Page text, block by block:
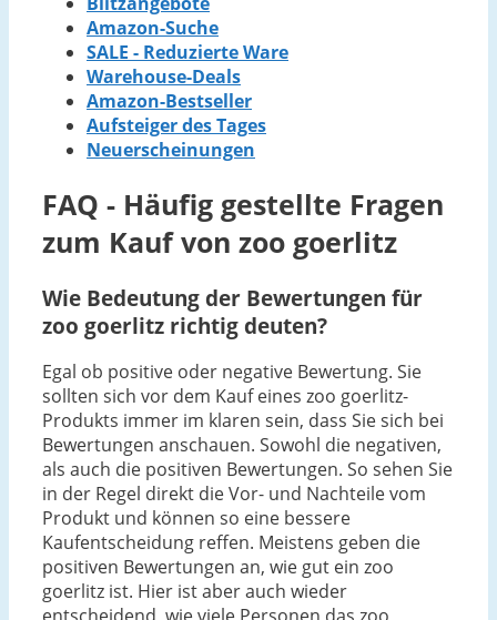
Amazon-Suche
SALE - Reduzierte Ware
Warehouse-Deals
Amazon-Bestseller
Aufsteiger des Tages
Neuerscheinungen
FAQ - Häufig gestellte Fragen
zum Kauf von zoo goerlitz
Wie Bedeutung der Bewertungen für
zoo goerlitz richtig deuten?
Egal ob positive oder negative Bewertung. Sie
sollten sich vor dem Kauf eines zoo goerlitz-
Produkts immer im klaren sein, dass Sie sich bei
Bewertungen anschauen. Sowohl die negativen,
als auch die positiven Bewertungen. So sehen Sie
in der Regel direkt die Vor- und Nachteile vom
Produkt und können so eine bessere
Kaufentscheidung reffen. Meistens geben die
positiven Bewertungen an, wie gut ein zoo
goerlitz ist. Hier ist aber auch wieder